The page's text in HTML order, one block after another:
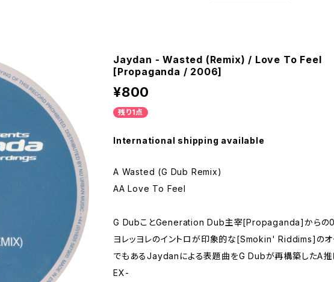
Jaydan - Wasted (Remix) / Love To Feel
[Propaganda / 2006]
¥800
残り1点
International shipping available
A Wasted (G Dub Remix)
AA Love To Feel
G DubことGeneration Dub主宰[Propaganda]からの
ヨレッヨレのイントロが印象的な[Smokin' Riddims]の
でもあるJaydanによる表題曲をG Dubが再構築したA推
EX-